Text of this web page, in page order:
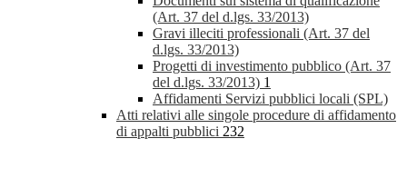
(Art. 37 del d.lgs. 33/2013)
Gravi illeciti professionali (Art. 37 del
d.lgs. 33/2013)
Progetti di investimento pubblico (Art. 37
del d.lgs. 33/2013) 1
Affidamenti Servizi pubblici locali (SPL)
Atti relativi alle singole procedure di affidamento
di appalti pubblici 232